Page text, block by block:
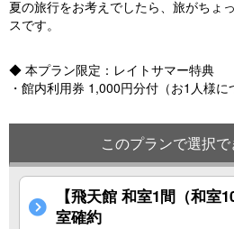
夏の旅行をお考えでしたら、旅がちょ
スです。
◆ 本プラン限定：レイトサマー特典
・館内利用券 1,000円分付（お1人様に
このプランで選択
【飛天館 和室1間（和室
室確約